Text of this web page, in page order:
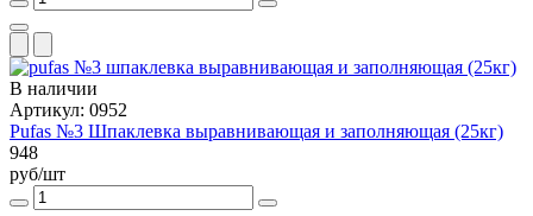
В наличии
Артикул: 0952
Pufas №3 Шпаклевка выравнивающая и заполняющая (25кг)
948
руб/шт